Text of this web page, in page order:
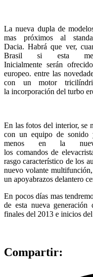
La nueva dupla de
mas próximos al
Dacia. Habrá que ver,
Brasil si esta
Inicialmente serán
europeo. entre las
con un motor
la incorporación del turbo
En las fotos del interior, se
con un equipo de sonido
menos en la
los comandos de
rasgo característico de los
nuevo volante
un apoyabrazos delantero
En pocos días mas
de esta nueva
finales del 2013 e inicios
Compartir: